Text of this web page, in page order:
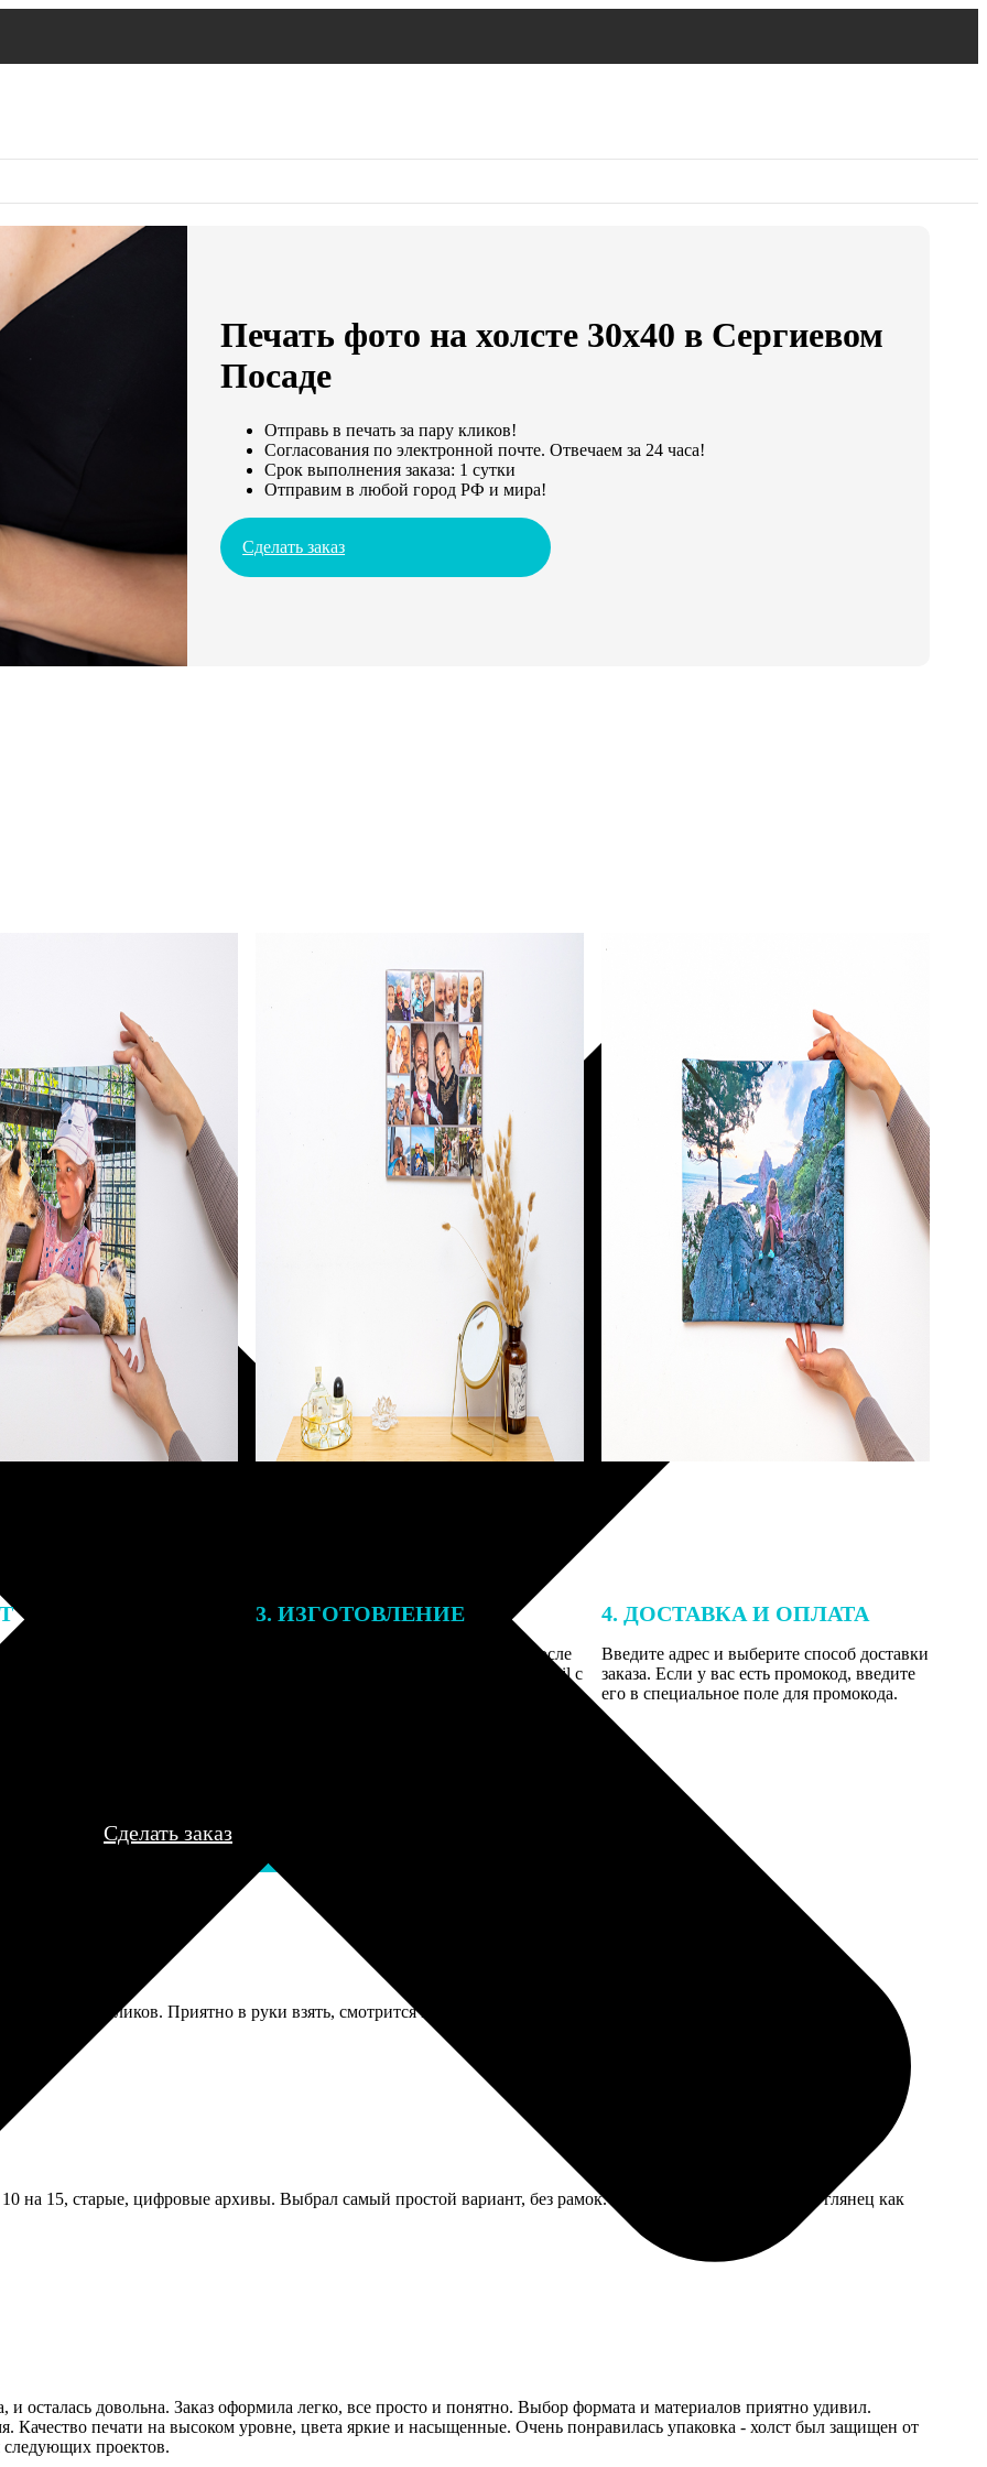
Печать фото на холсте 30х40 в Сергиевом
Посаде
Отправь в печать за пару кликов!
Согласования по электронной почте. Отвечаем за 24 часа!
Срок выполнения заказа: 1 сутки
Отправим в любой город РФ и мира!
Сделать заказ
заказа к печати
могут связаться с Вами
телефону или email для
деталей.
3. ИЗГОТОВЛЕНИЕ
Оплатите заказ банковской картой. После
оплаты получите подтверждение на email с
4. ДОСТАВКА И ОПЛАТА
Введите адрес и выберите способ доставки
заказа. Если у вас есть промокод, введите
его в специальное поле для промокода.
Сделать заказ
без бликов. Приятно в руки взять, смотрится профессионально.
на 15, старые, цифровые архивы. Выбрал самый простой вариант, без рамок. Пришли за три дня, четкие, глянец как
осталась довольна. Заказ оформила легко, все просто и понятно. Выбор формата и материалов приятно удивил.
Качество печати на высоком уровне, цвета яркие и насыщенные. Очень понравилась упаковка - холст был защищен от
следующих проектов.